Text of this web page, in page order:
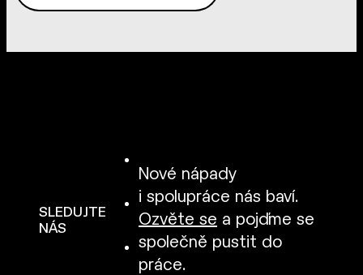
SLEDUJTE
NÁS
Nové nápady
i spolupráce nás baví.
Ozvěte se a pojďme se
společně pustit do
práce.